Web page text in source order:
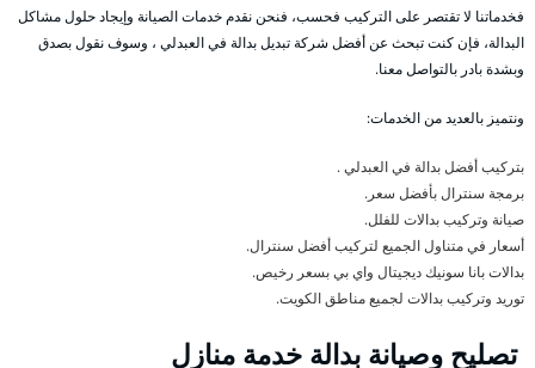
فخدماتنا لا تقتصر على التركيب فحسب، فنحن نقدم خدمات الصيانة وإيجاد حلول مشاكل
البدالة، فإن كنت تبحث عن أفضل شركة تبديل بدالة في العبدلي ، وسوف نقول بصدق
وبشدة بادر بالتواصل معنا.
ونتميز بالعديد من الخدمات:
بتركيب أفضل بدالة في العبدلي .
برمجة سنترال بأفضل سعر.
صيانة وتركيب بدالات للفلل.
أسعار في متناول الجميع لتركيب أفضل سنترال.
بدالات بانا سونيك ديجيتال واي بي بسعر رخيص.
توريد وتركيب بدالات لجميع مناطق الكويت.
تصليح وصيانة بدالة خدمة منازل